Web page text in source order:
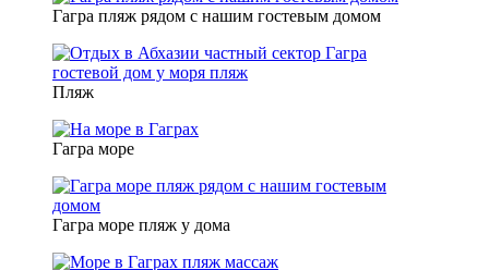
Гагра пляж рядом с нашим гостевым домом
Пляж
Гагра море
Гагра море пляж у дома